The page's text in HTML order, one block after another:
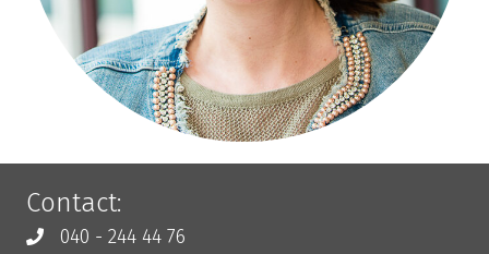
Contact:
040 - 244 44 76